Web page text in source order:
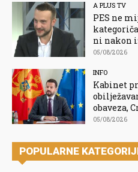
A PLUS TV
PES ne
ni nakon
05/08/2026
INFO
Kabinet
obaveza,
05/08/2026
POPULARNE